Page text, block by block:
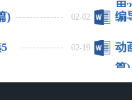
用
) 02-02 编
02-19
动
篇)